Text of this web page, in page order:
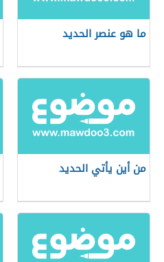
ما هو عنصر الحديد
من أين يأتي الحديد